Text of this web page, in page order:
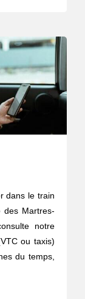
dans le train
des Martres-
notre
ou taxis)
du temps,